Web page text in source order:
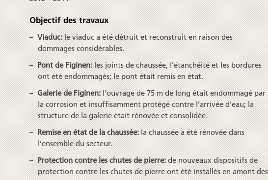
Objectif des travaux
Viaduc: le viaduc a été détruit et reconstruit en raison des
dommages considérables.
Pont de Figinen: les joints de chaussée, l’étanchéité et les bordures
ont été endommagés; le pont était remis en état.
Galerie de Figinen: l’ouvrage de 75 m de long était endommagé par
la corrosion et insuffisamment protégé contre l’arrivée d’eau; la
structure de la galerie était rénovée et consolidée.
Remise en état de la chaussée: la chaussée a été rénovée dans
l’ensemble du secteur.
Protection contre les chutes de pierre: de nouveaux dispositifs de
protection contre les chutes de pierre ont été installés en amont des